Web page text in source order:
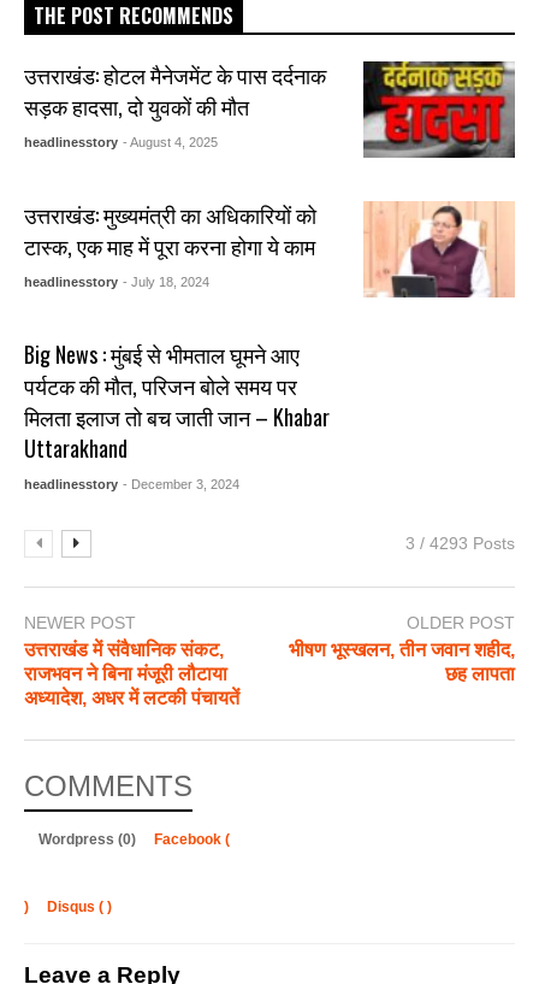
THE POST RECOMMENDS
उत्तराखंड: होटल मैनेजमेंट के पास दर्दनाक
सड़क हादसा, दो युवकों की मौत
headlinesstory - August 4, 2025
उत्तराखंड: मुख्यमंत्री का अधिकारियों को
टास्क, एक माह में पूरा करना होगा ये काम
headlinesstory - July 18, 2024
Big News : मुंबई से भीमताल घूमने आए
पर्यटक की मौत, परिजन बोले समय पर
मिलता इलाज तो बच जाती जान – Khabar
Uttarakhand
headlinesstory - December 3, 2024
3 / 4293 Posts
NEWER POST
उत्तराखंड में संवैधानिक संकट,
राजभवन ने बिना मंजूरी लौटाया
अध्यादेश, अधर में लटकी पंचायतें
OLDER POST
भीषण भूस्खलन, तीन जवान शहीद,
छह लापता
COMMENTS
Wordpress (0) Facebook (
) Disqus ( )
Leave a Reply